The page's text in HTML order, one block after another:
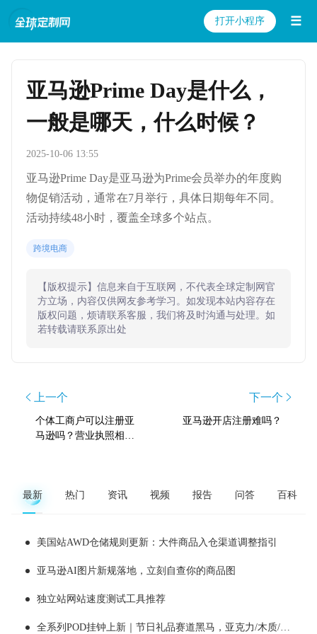
打开小程序 ☰
亚马逊Prime Day是什么，
一般是哪天，什么时候？
2025-10-06 13:55
亚马逊Prime Day是亚马逊为Prime会员举办的年度购
物促销活动，通常在7月举行，具体日期每年不同。
活动持续48小时，覆盖全球多个站点。
跨境电商
【版权提示】信息来自于互联网，不代表全球定制网官
方立场，内容仅供网友参考学习。如发现本站内容存在
版权问题，烦请联系客服，我们将及时沟通与处理。如
若转载请联系原出处
上一个
个体工商户可以注册亚
马逊吗？营业执照相关
下一个
亚马逊开店注册难吗？
最新 热门 资讯 视频 报告 问答 百科
美国站AWD仓储规则更新：大件商品入仓渠道调整指引
亚马逊AI图片新规落地，立刻自查你的商品图
独立站网站速度测试工具推荐
全系列POD挂钟上新｜节日礼品赛道黑马，亚克力/木质/铁艺/ 玻璃挂钟选品全解析！